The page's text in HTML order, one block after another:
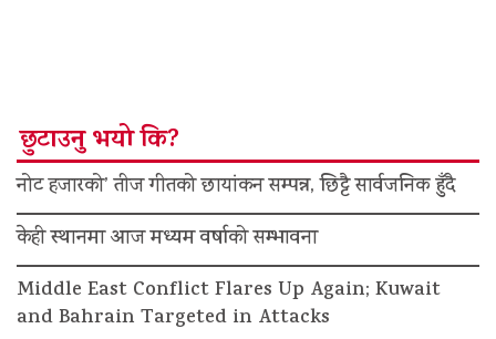
छुटाउनु भयो कि?
नोट हजारको’ तीज गीतको छायांकन सम्पन्न, छिट्टै सार्वजनिक हुँदै
केही स्थानमा आज मध्यम वर्षाको सम्भावना
Middle East Conflict Flares Up Again; Kuwait
and Bahrain Targeted in Attacks